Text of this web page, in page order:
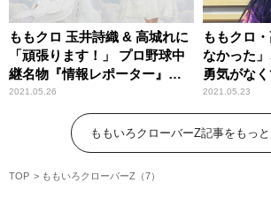
ももクロ 玉井詩織 & 高城れに
「頑張ります！」 プロ野球中
継名物『情報レポーター』初
挑戦
2021.05.26
ももクロ
なかった
勇気がな
走中』を振
2021.05.23
ももいろクローバーZ記事をもっ
TOP ももいろクローバーZ（7）